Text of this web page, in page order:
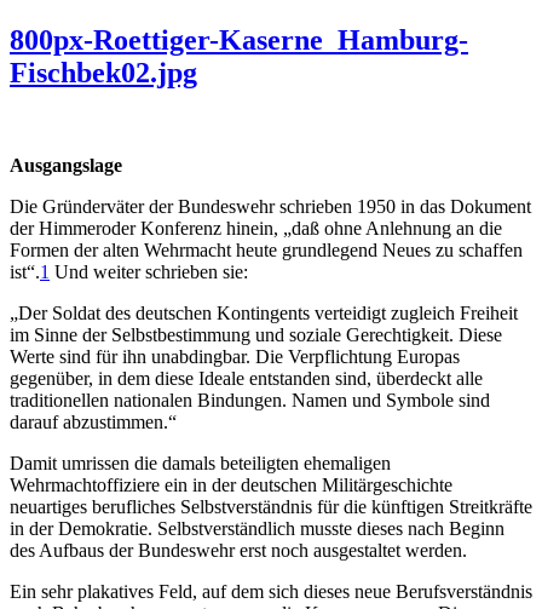
800px-Roettiger-Kaserne_Hamburg-
Fischbek02.jpg
Ausgangslage
Die Gründerväter der Bundeswehr schrieben 1950 in das Dokument
der Himmeroder Konferenz hinein, „daß ohne Anlehnung an die
Formen der alten Wehrmacht heute grundlegend Neues zu schaffen
ist“.1 Und weiter schrieben sie:
„Der Soldat des deutschen Kontingents verteidigt zugleich Freiheit
im Sinne der Selbstbestimmung und soziale Gerechtigkeit. Diese
Werte sind für ihn unabdingbar. Die Verpflichtung Europas
gegenüber, in dem diese Ideale entstanden sind, überdeckt alle
traditionellen nationalen Bindungen. Namen und Symbole sind
darauf abzustimmen.“
Damit umrissen die damals beteiligten ehemaligen
Wehrmachtoffiziere ein in der deutschen Militärgeschichte
neuartiges berufliches Selbstverständnis für die künftigen Streitkräfte
in der Demokratie. Selbstverständlich musste dieses nach Beginn
des Aufbaus der Bundeswehr erst noch ausgestaltet werden.
Ein sehr plakatives Feld, auf dem sich dieses neue Berufsverständnis